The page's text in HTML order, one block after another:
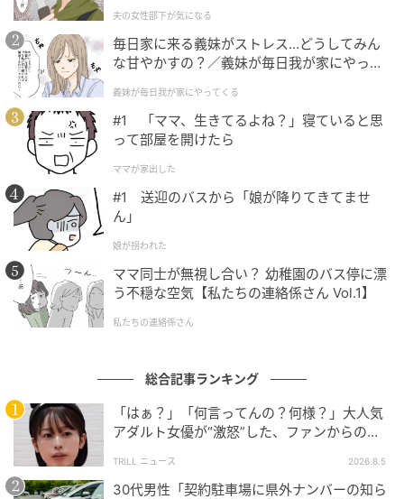
ブログ：尾持トモ（ 尾持トモの漫画blog
夫の女性部下が気になる
毎日家に来る義妹がストレス…どうしてみん
な甘やかすの？／義妹が毎日我が家にやって
が】
義妹が毎日我が家にやってくる
#1 「ママ、生きてるよね？」寝ていると思
って部屋を開けたら
ママが家出した
#1 送迎のバスから「娘が降りてきてませ
ん」
娘が拐われた
ママ同士が無視し合い？ 幼稚園のバス停に漂
う不穏な空気【私たちの連絡係さん Vol.1】
私たちの連絡係さん
総合記事ランキング
「はぁ？」「何言ってんの？何様？」大人気
アダルト女優が“激怒”した、ファンからの
TRILL ニュース 2026.8.5
30代男性「契約駐車場に県外ナンバーの知ら